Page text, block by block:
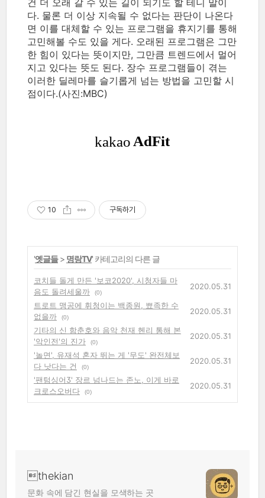
건 더 오래 갈 수 있는 길이 되기도 할 테니 말이
다. 물론 더 이상 지속될 수 없다는 판단이 나온다
면 이를 대체할 수 있는 프로그램을 휴지기를 통해
고민해볼 수도 있을 게다. 오래된 프로그램은 그만
한 힘이 있다는 뜻이지만, 그만큼 트렌드에서 멀어
지고 있다는 뜻도 된다. 장수 프로그램들이 겪는
이러한 딜레마를 슬기롭게 넘는 방법을 고민할 시
점이다.(사진:MBC)
10 구독하기
'옛글들> 명랑TV' 카테고리의 다른 글
코치들 돌게 만든 '보코2020', 시청자들 마
음도 돌려세울까
(0)
2020.05.31
트로트 맹공에 휘청이는 백종원, 뾰족한 수
없을까
(0)
2020.05.31
기타의 신 함춘호와 음악 천재 헨리 통해 본
'악인전'의 진가
(0)
2020.05.31
'놀면', 유재석 혼자 뛰는 게 '무도' 완전체보
다 낫다는 건
(0)
2020.05.31
'팬텀싱어3' 장르 넘나드는 존노, 이게 바로
크로스오버다
(0)
2020.05.31
thekian
문화 속에 담긴 현실을 모색하는 곳